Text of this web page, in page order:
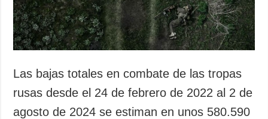
Deportes
Crimen
Desastres y
ADICIONAL
Podcasts
SERVICIOS
Suscripción
Las bajas totales en combate de las tropas
rusas desde el 24 de febrero de 2022 al 2 de
agosto de 2024 se estiman en unos 580.590